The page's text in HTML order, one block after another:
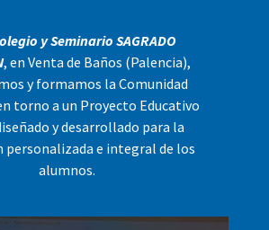
y Seminario SAGRADO
, en Venta de Baños (Palencia),
y formamos la Comunidad
torno a un Proyecto Educativo
y desarrollado para la
personalizada e integral de los
alumnos.